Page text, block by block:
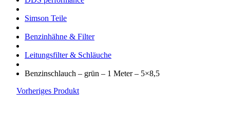
Simson Teile
Benzinhähne & Filter
Leitungsfilter & Schläuche
Benzinschlauch – grün – 1 Meter – 5×8,5
Vorheriges Produkt